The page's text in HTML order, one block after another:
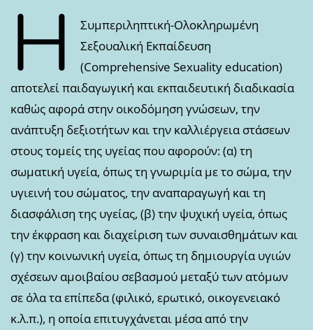
Η
Συμπεριληπτική-Ολοκληρωμένη
Σεξουαλική Εκπαίδευση
(Comprehensive Sexuality education)
αποτελεί παιδαγωγική και εκπαιδευτική διαδικασία
καθώς αφορά στην οικοδόμηση γνώσεων, την
ανάπτυξη δεξιοτήτων και την καλλιέργεια στάσεων
στους τομείς της υγείας που αφορούν: (α) τη
σωματική υγεία, όπως τη γνωριμία με το σώμα, την
υγιεινή του σώματος, την αναπαραγωγή και τη
διασφάλιση της υγείας, (β) την ψυχική υγεία, όπως
την έκφραση και διαχείριση των συναισθημάτων και
(γ) την κοινωνική υγεία, όπως τη δημιουργία υγιών
σχέσεων αμοιβαίου σεβασμού μεταξύ των ατόμων
σε όλα τα επίπεδα (φιλικό, ερωτικό, οικογενειακό
κ.λ.π.), η οποία επιτυγχάνεται μέσα από την